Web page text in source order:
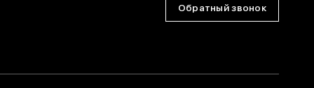
Обратный звонок